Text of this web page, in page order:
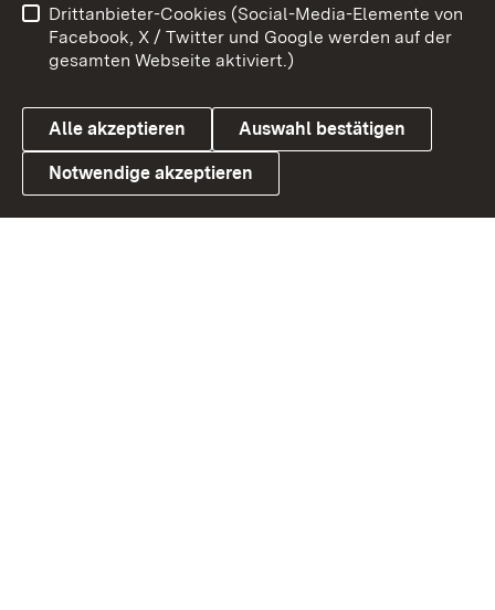
Link zum Landesportal
Benutzungshinweise
Barrierefreiheit
Datenschutz
Cookies
Drittanbieter-Cookies (Social-Media-Elemente von
Facebook, X / Twitter und Google werden auf der
gesamten Webseite aktiviert.)
Alle akzeptieren Auswahl bestätigen
Notwendige akzeptieren